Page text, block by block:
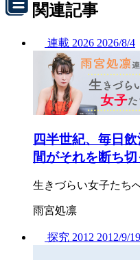
関連記事
連載 2026 2026/8/4
四半世紀、毎日
間がそれを断ち
生きづらい女子たち
雨宮処凛
探究 2012 2012/9/19